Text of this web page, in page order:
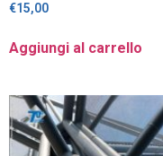
€15,00
Aggiungi al carrello